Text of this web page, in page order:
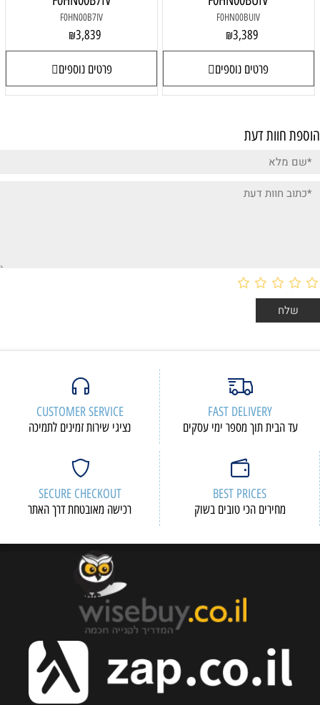
F0HN00BUIV
₪3,389
פרטים נוספים
F0HN00B7IV
₪3,839
פרטים נוספים
הוספת חוות דעת
FAST DELIVERY
עד הבית תוך מספר ימי עסקים
CUSTOMER SERVICE
נציגי שירות זמינים לתמיכה
BEST PRICES
מחירים הכי טובים בשוק
SECURE CHECKOUT
רכישה מאובטחת דרך האתר